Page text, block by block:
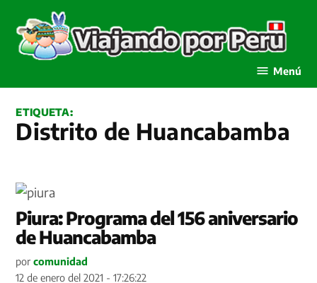
contenido
Menú
ETIQUETA:
Distrito de Huancabamba
Piura: Programa del 156 aniversario
de Huancabamba
por comunidad
12 de enero del 2021 - 17:26:22